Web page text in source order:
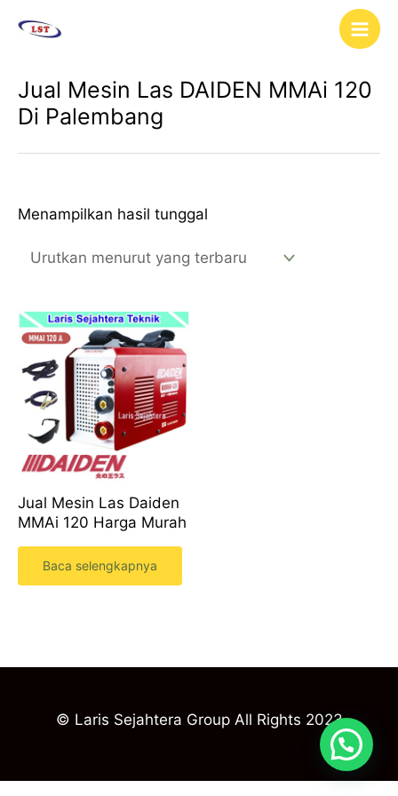
Main
Jual Mesin Las DAIDEN MMAi 120
Di Palembang
Menampilkan hasil tunggal
Jual Mesin Las Daiden
MMAi 120 Harga Murah
Baca selengkapnya
© Laris Sejahtera Group All Rights 2023